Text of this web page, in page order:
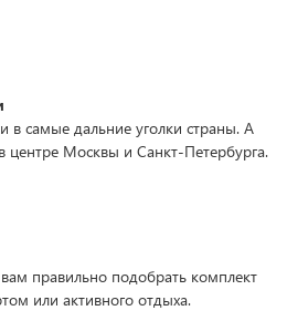
самые дальние уголки страны. А
центре Москвы и Санкт-Петербурга.
правильно подобрать комплект
или активного отдыха.